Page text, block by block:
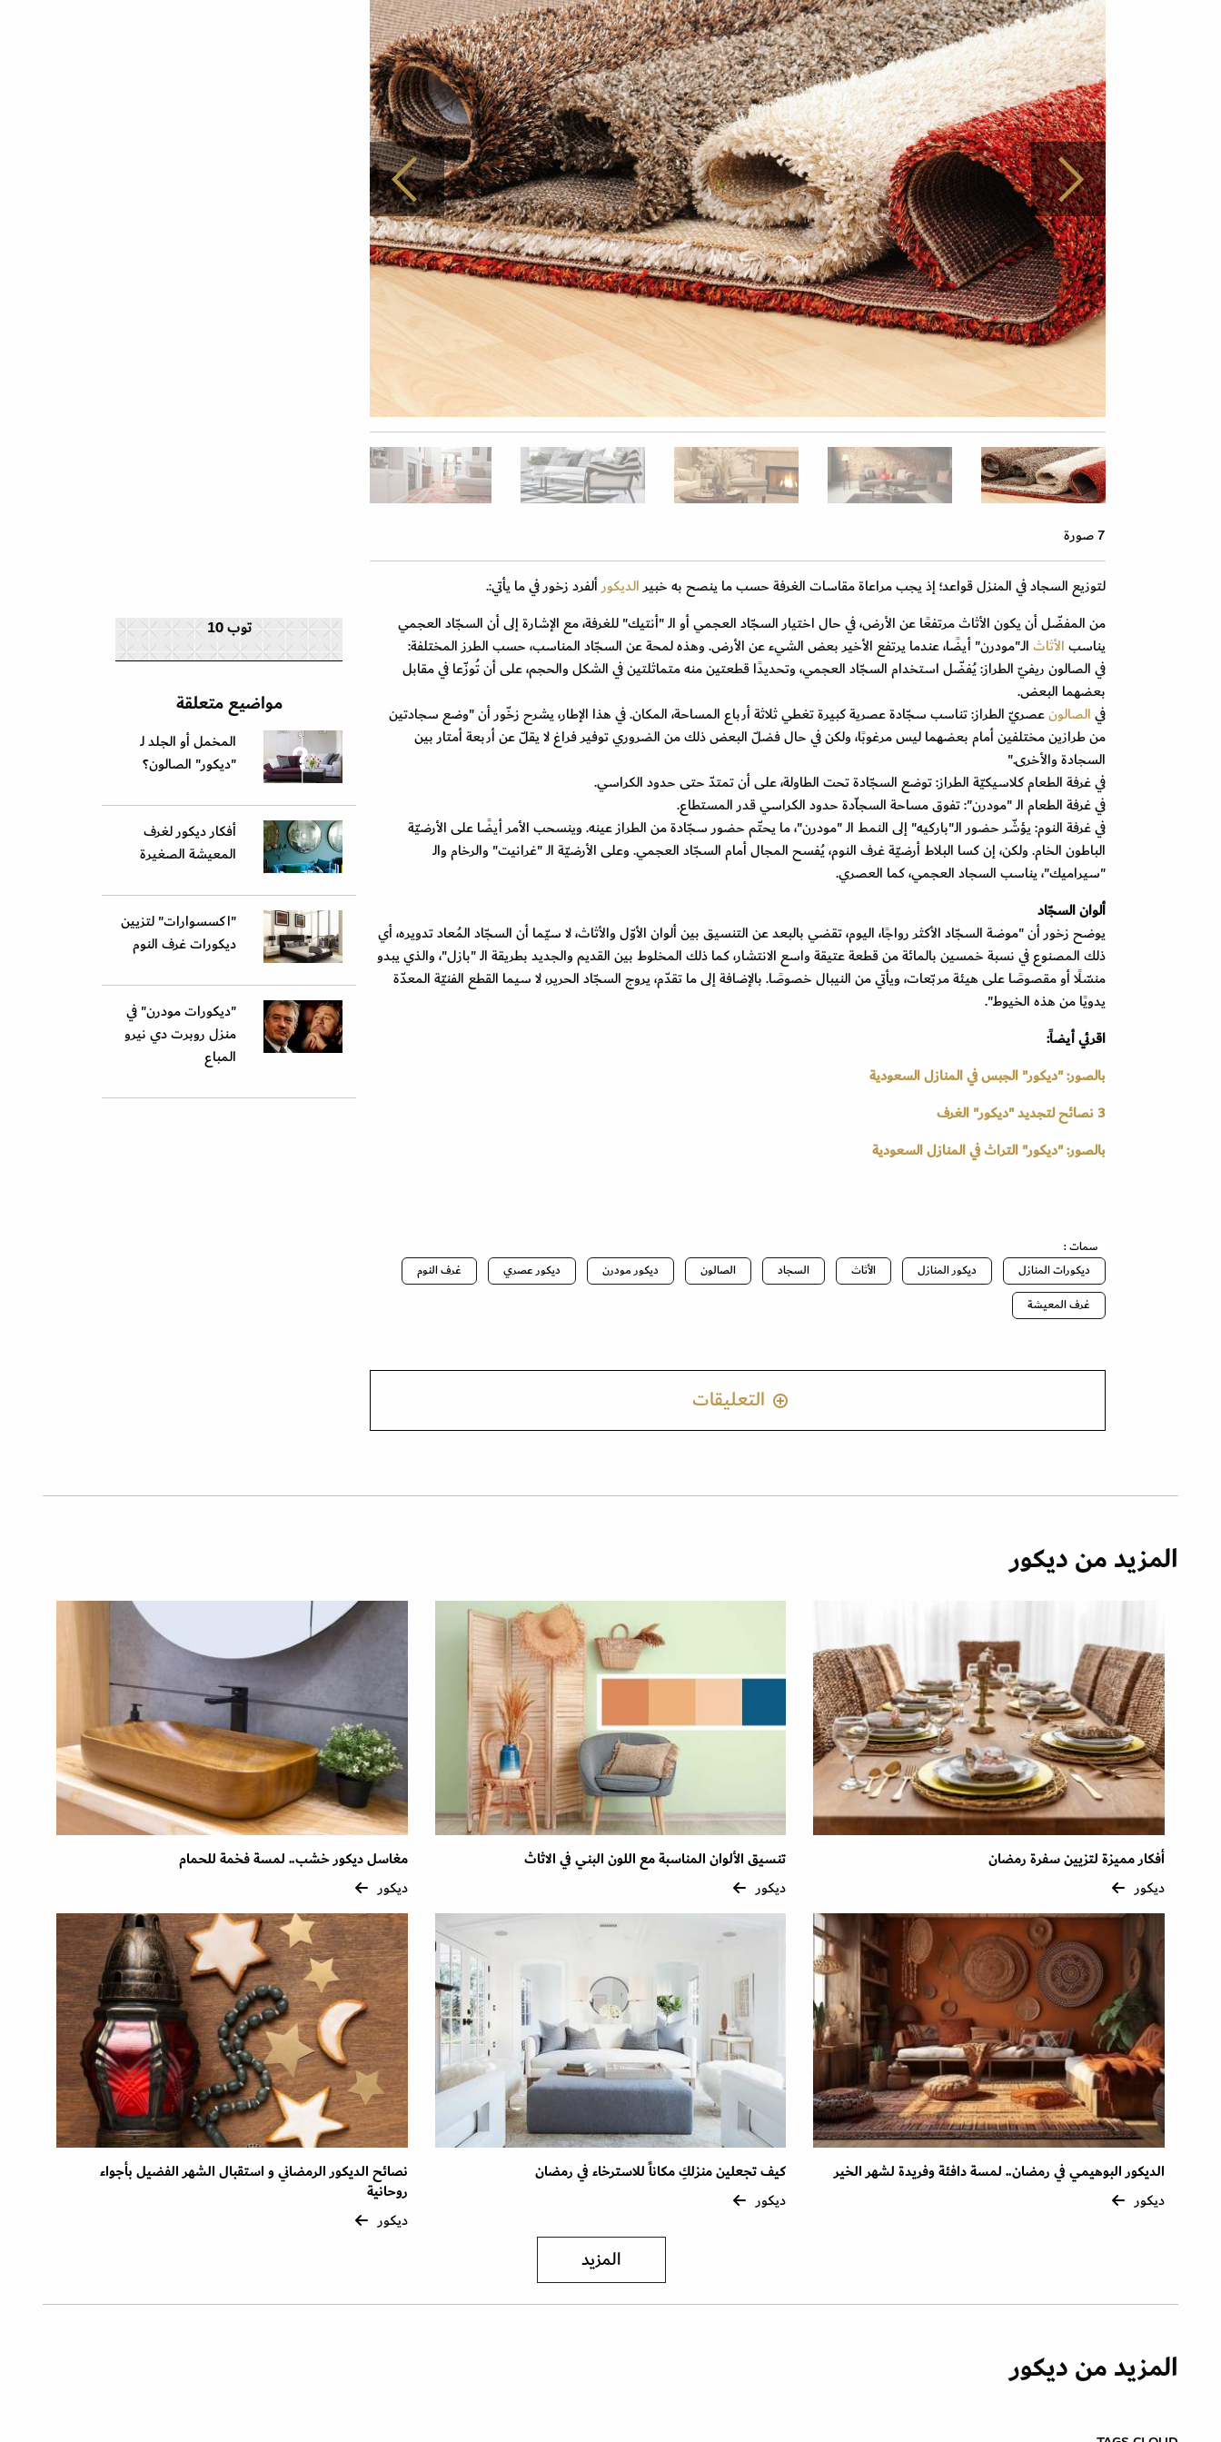
7 صورة
لتوزيع السجاد في المنزل قواعد؛ إذ يجب مراعاة مقاسات الغرفة حسب ما ينصح به خبيرالديكورألفرد زخور في ما يأتي:.
من المفضّل أن يكون الأثاث مرتفعًا عن الأرض، في حال اختيار السجّاد العجمي أو الـ "أنتيك" للغرفة، مع الإشارة إلى أن السجّاد العجمي
يناسبالأثاثالــ"مودرن" أيضًا، عندما يرتفع الأخير بعض الشيء عن الأرض. وهذه لمحة عن السجّاد المناسب، حسب الطرز المختلفة:
في الصالون ريفيّ الطراز: يُفضّل استخدام السجّاد العجمي، وتحديدًا قطعتين منه متماثلتين في الشكل والحجم، على أن تُوزّعا في مقابل
بعضهما البعض.
فيالصالونعصريّ الطراز: تناسب سجّادة عصرية كبيرة تغطي ثلاثة أرباع المساحة، المكان. في هذا الإطار، يشرح زخّور أن "وضع سجادتين
من طرازين مختلفين أمام بعضهما ليس مرغوبًا، ولكن في حال فضلّ البعض ذلك من الضروري توفير فراغ لا يقلّ عن أربعة أمتار بين
السجادة والأخرى".
في غرفة الطعام كلاسيكيّة الطراز: توضع السجّادة تحت الطاولة، على أن تمتدّ حتى حدود الكراسي.
في غرفة الطعام الـ "مودرن": تفوق مساحة السجاّدة حدود الكراسي قدر المستطاع.
في غرفة النوم: يؤشّر حضور الـ"باركيه" إلى النمط الـ "مودرن"، ما يحتّم حضور سجّادة من الطراز عينه. وينسحب الأمر أيضًا على الأرضيّة
الباطون الخام. ولكن، إن كسا البلاط أرضيّة غرف النوم، يُفسح المجال أمام السجّاد العجمي. وعلى الأرضيّة الـ "غرانيت" والرخام والـ
"سيراميك"، يناسب السجاد العجمي، كما العصري.
ألوان السجّاد
يوضح زخور أن "موضة السجّاد الأكثر رواجًا، اليوم، تقضي بالبعد عن التنسيق بين ألوان الأوّل والأثاث، لا سيّما أن السجّاد المُعاد تدويره، أي
ذلك المصنوع في نسبة خمسين بالمائة من قطعة عتيقة واسع الانتشار، كما ذلك المخلوط بين القديم والجديد بطريقة الـ "بازل"، والذي يبدو
منسّلًا أو مقصوصًا على هيئة مربّعات، ويأتي من النيبال خصوصًا. بالإضافة إلى ما تقدّم، يروج السجّاد الحرير، لا سيما القطع الفنيّة المعدّة
يدويًا من هذه الخيوط".
اقرئي أيضاً:
بالصور: "ديكور" الجبس في المنازل السعودية
3 نصائح لتجديد "ديكور" الغرف
بالصور: "ديكور" التراث في المنازل السعودية
سمات :
ديكورات المنازل
ديكور المنازل الأثاث السجاد الصالون ديكور مودرن ديكور عصري
غرف النوم
غرف المعيشة
التعليقات
توب 10
مواضيع متعلقة
المخمل أو الجلد لـ
"ديكور" الصالون؟
أفكار ديكور لغرف
المعيشة الصغيرة
"اكسسوارات" لتزيين
ديكورات غرف النوم
"ديكورات مودرن" في
منزل روبرت دي نيرو
المباع
المزيد من ديكور
أفكار مميزة لتزيين سفرة رمضان
ديكور
تنسيق الألوان المناسبة مع اللون البني في الاثاث
ديكور
مغاسل ديكور خشب.. لمسة فخمة للحمام
ديكور
الديكور البوهيمي في رمضان.. لمسة دافئة وفريدة لشهر الخير
ديكور
كيف تجعلين منزلكِ مكاناً للاسترخاء في رمضان
ديكور
نصائح الديكور الرمضاني و استقبال الشهر الفضيل بأجواء
روحانية
ديكور
المزيد
المزيد من ديكور